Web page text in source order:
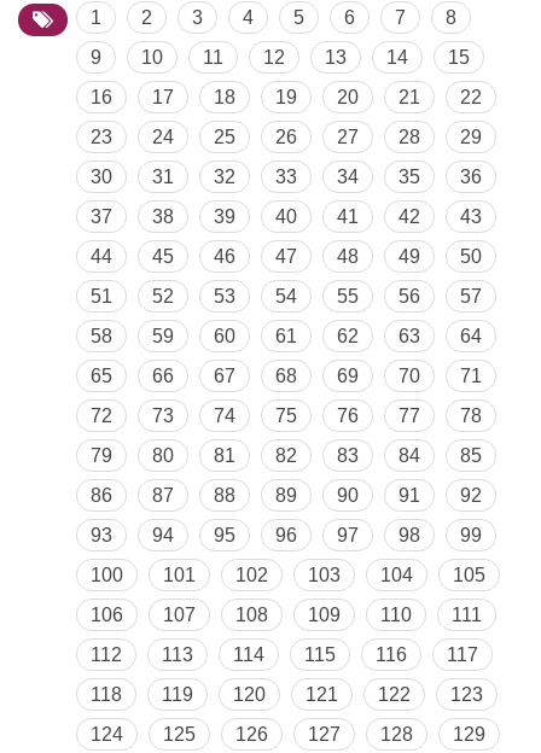
1 2 3 4 5 6 7
8
9
10 11 12 13 14
15
16
17 18 19 20 21
22
23
24 25 26 27 28
29
30
31 32 33 34 35
36
37
38 39 40 41 42
43
44
45 46 47 48 49
50
51
52 53 54 55 56
57
58
59 60 61 62 63
64
65
66 67 68 69 70
71
72
73 74 75 76 77
78
79
80 81 82 83 84
85
86
87 88 89 90 91
92
93
94 95 96 97 98
99
100
101 102 103 104
105
106
107 108 109 110
111
112
113 114 115 116
117
118
119 120 121 122
123
124
125 126 127 128 129